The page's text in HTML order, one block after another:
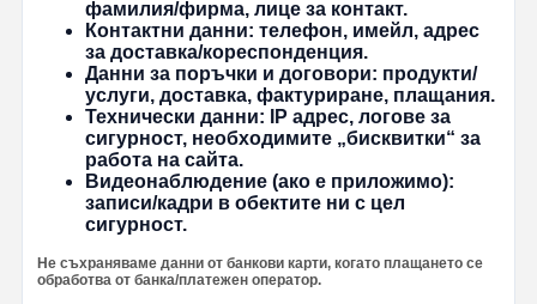
фамилия/фирма, лице за контакт.
Контактни данни: телефон, имейл, адрес
за доставка/кореспонденция.
Данни за поръчки и договори: продукти/
услуги, доставка, фактуриране, плащания.
Технически данни: IP адрес, логове за
сигурност, необходимите „бисквитки“ за
работа на сайта.
Видеонаблюдение (ако е приложимо):
записи/кадри в обектите ни с цел
сигурност.
Не съхраняваме данни от банкови карти, когато плащането се
обработва от банка/платежен оператор.